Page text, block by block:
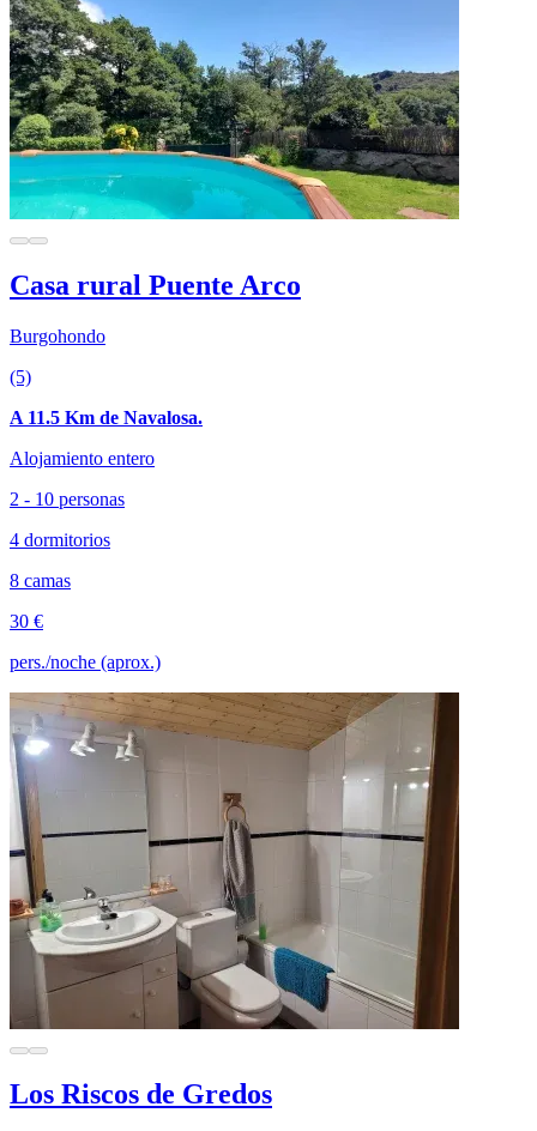
Casa rural Puente Arco
Burgohondo
(5)
A 11.5 Km de Navalosa.
Alojamiento entero
2 - 10 personas
4 dormitorios
8 camas
30 €
pers./noche (aprox.)
Los Riscos de Gredos